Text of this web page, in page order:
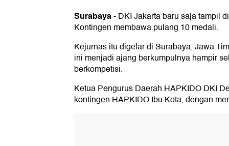
Surabaya-DKI Jakarta baru saja tampil di
Kontingen membawa pulang 10 medali.
Kejurnas itu digelar di Surabaya, Jawa
ini menjadi ajang berkumpulnya hampir
berkompetisi.
Ketua Pengurus Daerah HAPKIDO DKI
kontingen HAPKIDO Ibu Kota, dengan